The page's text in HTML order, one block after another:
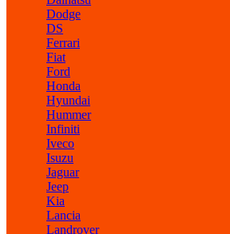
Dodge
DS
Ferrari
Fiat
Ford
Honda
Hyundai
Hummer
Infiniti
Iveco
Isuzu
Jaguar
Jeep
Kia
Lancia
Landrover